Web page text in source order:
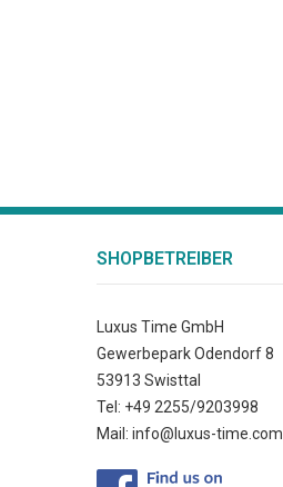
SHOPBETREIBER
Luxus Time GmbH
Gewerbepark Odendorf 8
53913 Swisttal
Tel: +49 2255/9203998
Mail: info@luxus-time.com